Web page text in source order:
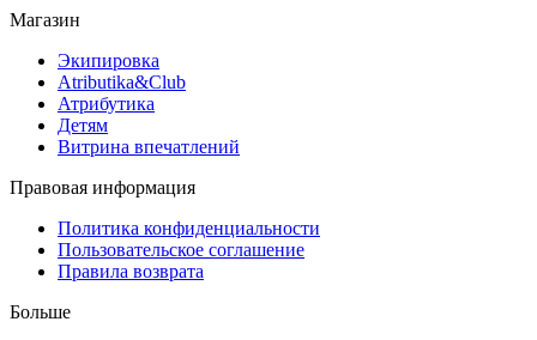
Магазин
Экипировка
Atributika&Club
Атрибутика
Детям
Витрина впечатлений
Правовая информация
Политика конфиденциальности
Пользовательское соглашение
Правила возврата
Больше